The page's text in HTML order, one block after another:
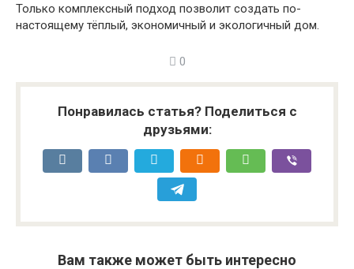
Только комплексный подход позволит создать по-
настоящему тёплый, экономичный и экологичный дом.
0
Понравилась статья? Поделиться с
друзьями:
Вам также может быть интересно